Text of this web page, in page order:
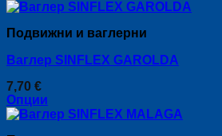
Подвижни и ваглерни
Ваглер SINFLEX GAROLDA
7,70 €
Опции
This